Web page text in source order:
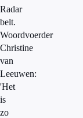
Radar
belt.
Woordvoerder
Christine
van
Leeuwen:
'Het
is
zo